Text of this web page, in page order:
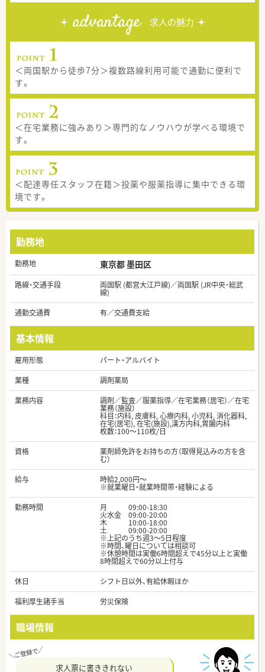
advantage 求人の魅力
＜両国駅から徒歩7分＞複数路線利用可能で通勤に便利で
す。
＜在宅業務に強みあり＞専門的なノウハウが学べる環境で
す。
＜配達専任スタッフ在籍＞投薬や服薬指導に集中できる環
境です。
勤務地
勤務地 東京都 墨田区
路線・交通手段 両国駅 (都営大江戸線)／両国駅 (JR中央・総武
線)
通勤交通費
有／交通費支給
基本情報
雇用形態
パート・アルバイト
業種
調剤薬局
業務内容
調剤／監査／服薬指導／在宅業務（居宅）／在宅
業務（施設）
科目：内科, 皮膚科, 心療内科, 小児科, 消化器科,
在宅(居宅), 在宅(施設),漢方内科,胃腸内科
枚数：100～110枚/日
資格
薬剤師免許をお持ちの方（取得見込みの方を含
む）
給与
時給2,000円～
※就業曜日・就業時間帯・経験による
勤務時間
月 09:00-18:30
火水金 09:00-20:00
木 10:00-18:00
土 09:00-20:00
※上記のうち週3～5日程度
※時間、曜日については相談可
※休憩時間は実働6時間超えで45分以上と実働
8時間超えで60分以上付与
休日
シフト日以外、有給休暇ほか
福利厚生諸手当
労災保険
職場情報
求人票に書ききれない